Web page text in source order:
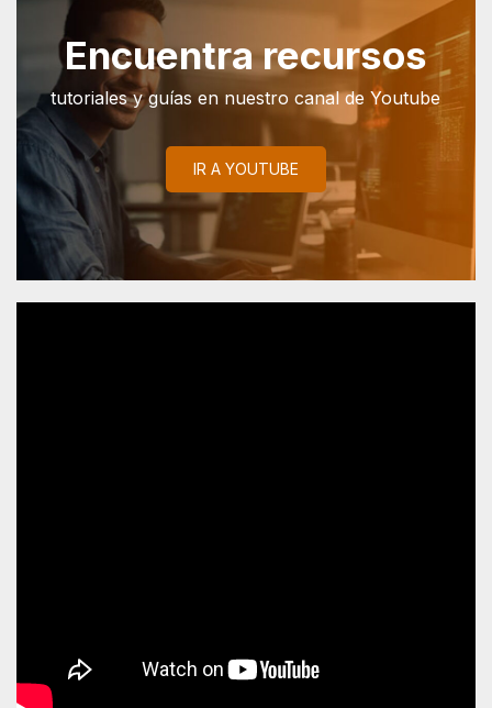
Encuentra recursos
tutoriales y guías en nuestro canal de Youtube
IR A YOUTUBE